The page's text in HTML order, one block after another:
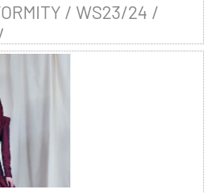
/ WS23/24 /